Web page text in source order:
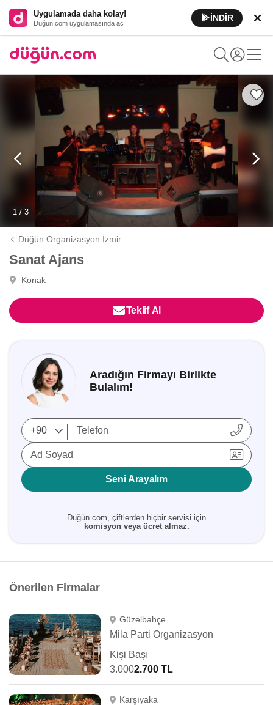
Uygulamada daha kolay!
Düğün.com uygulamasında aç
İNDİR
1 / 3
Düğün Organizasyon İzmir
Sanat Ajans
Konak
Teklif Al
Aradığın Firmayı Birlikte
Bulalım!
Ad Soyad
Seni Arayalım
Düğün.com, çiftlerden hiçbir servisi için
komisyon veya ücret almaz.
Önerilen Firmalar
Güzelbahçe
Mila Parti Organizasyon
Kişi Başı
3.0002.700 TL
Karşıyaka